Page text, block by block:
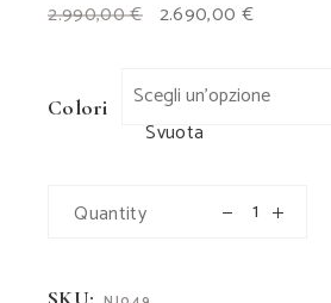
2.990,00€ Il
prezzo
2.990,00 €.
2.690,00 €Il
prezzo
2.690,00
Colori
Svuota
Quantity